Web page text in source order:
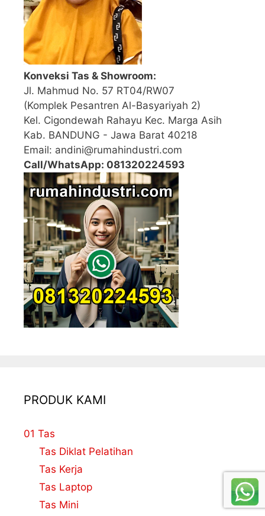
Konveksi Tas & Showroom:
Jl. Mahmud No. 57 RT04/RW07
(Komplek Pesantren Al-Basyariyah 2)
Kel. Cigondewah Rahayu Kec. Marga Asih
Kab. BANDUNG - Jawa Barat 40218
Email: andini@rumahindustri.com
Call/WhatsApp: 081320224593
PRODUK KAMI
01 Tas
Tas Diklat Pelatihan
Tas Kerja
Tas Laptop
Tas Mini